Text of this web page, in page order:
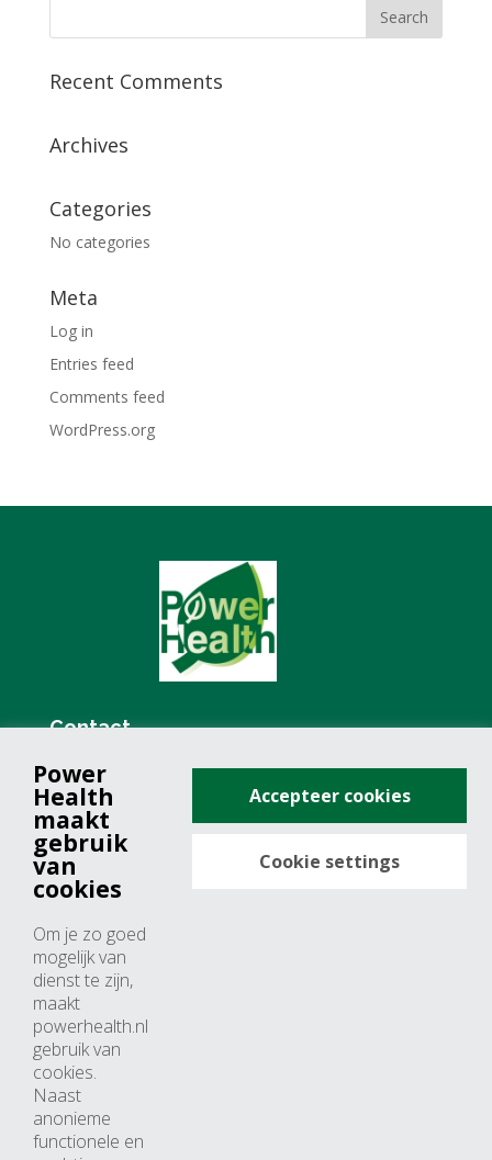
Recent Comments
Archives
Categories
No categories
Meta
Log in
Entries feed
Comments feed
WordPress.org
Contact
+31 (0)76 571 19 68
info@powerhealth.nl
Adresse
4817 ZH breda
Nederland
Horaires d’ouvertures
Du lundi au jeudi: 09:00 – 17:00
Vendredi: 09:00 – 15:00
Power
Health
maakt
gebruik
van
cookies
Om je zo goed
mogelijk van
dienst te zijn,
maakt
powerhealth.nl
gebruik van
cookies.
Naast
anonieme
functionele en
Accepteer cookies
Cookie settings